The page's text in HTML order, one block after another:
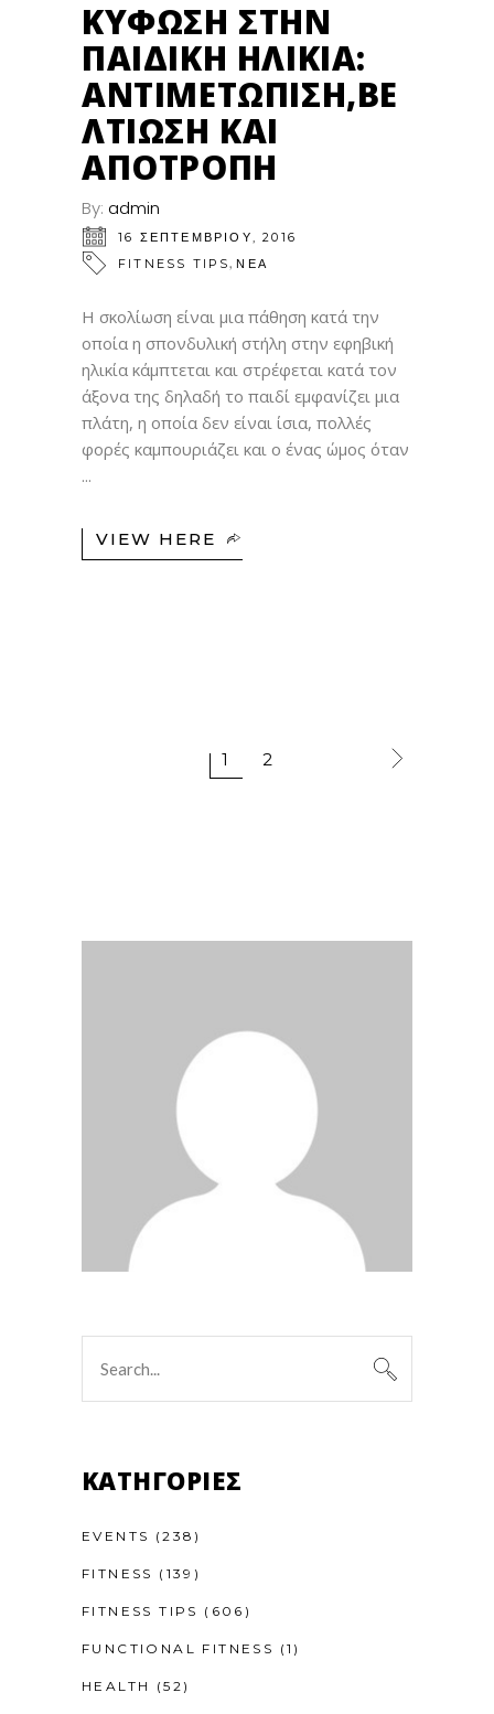
ΚΎΦΩΣΗ ΣΤΗΝ
ΠΑΙΔΙΚΉ ΗΛΙΚΊΑ:
ΑΝΤΙΜΕΤΏΠΙΣΗ,ΒΕ
ΛΤΊΩΣΗ ΚΑΙ
ΑΠΟΤΡΟΠΉ
By: admin
16 ΣΕΠΤΕΜΒΡΊΟΥ, 2016
FITNESS TIPS,ΝΕΑ
Η σκολίωση είναι μια πάθηση κατά την
οποία η σπονδυλική στήλη στην εφηβική
ηλικία κάμπτεται και στρέφεται κατά τον
άξονα της δηλαδή το παιδί εμφανίζει μια
πλάτη, η οποία δεν είναι ίσια, πολλές
φορές καμπουριάζει και ο ένας ώμος όταν
VIEW HERE
1 2
for:
KΑΤΗΓΟΡΊΕΣ
EVENTS (238)
FITNESS (139)
FITNESS TIPS (606)
FUNCTIONAL FITNESS (1)
HEALTH (52)